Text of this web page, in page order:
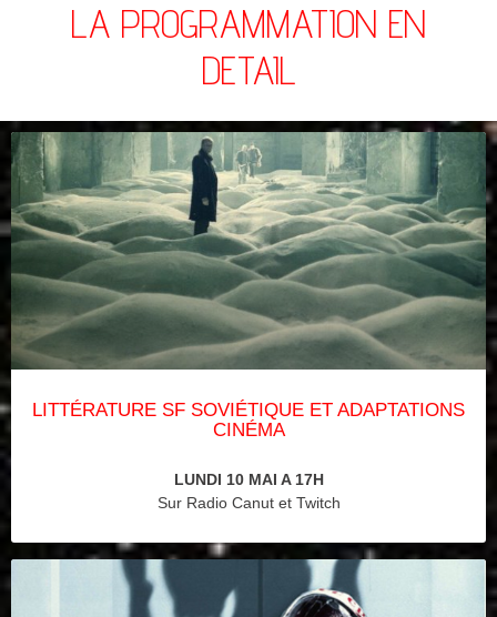
LA PROGRAMMATION EN
DETAIL
LITTÉRATURE SF SOVIÉTIQUE ET ADAPTATIONS
CINÉMA
LUNDI 10 MAI A 17H
Sur Radio Canut et Twitch